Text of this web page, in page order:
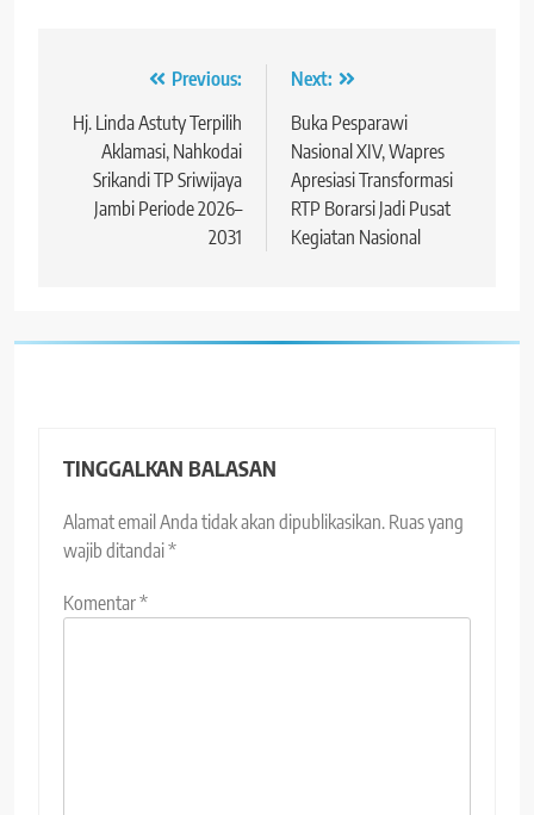
Navigasi
pos
Previous:
Hj. Linda Astuty Terpilih
Aklamasi, Nahkodai
Srikandi TP Sriwijaya
Jambi Periode 2026–
2031
Next:
Buka Pesparawi
Nasional XIV, Wapres
Apresiasi Transformasi
RTP Borarsi Jadi Pusat
Kegiatan Nasional
TINGGALKAN BALASAN
Alamat email Anda tidak akan dipublikasikan. Ruas yang
wajib ditandai*
Komentar*